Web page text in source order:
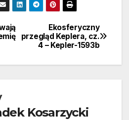
Ekosferyczny
przegląd Keplera, cz.
4 – Kepler-1593b
Kosarzycki